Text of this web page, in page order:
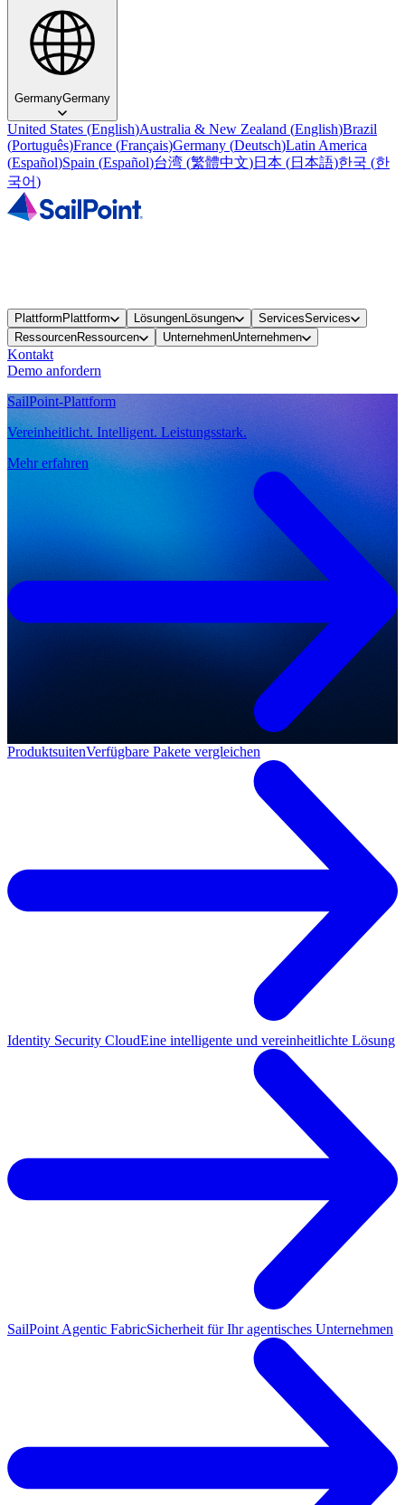
GermanyGermany
United States (English)Australia & New Zealand (English)Brazil
(Português)France (Français)Germany (Deutsch)Latin America
(Español)Spain (Español)台湾 (繁體中文)日本 (日本語)한국 (한
국어)
Plattform Plattform LösungenLösungen ServicesServices
RessourcenRessourcen UnternehmenUnternehmen
Kontakt
Demo anfordern
SailPoint-Plattform
Vereinheitlicht. Intelligent. Leistungsstark.
Mehr erfahren
ProduktsuitenVerfügbare Pakete vergleichen
Identity Security CloudEine intelligente und vereinheitlichte Lösung
SailPoint Agentic FabricSicherheit für Ihr agentisches Unternehmen